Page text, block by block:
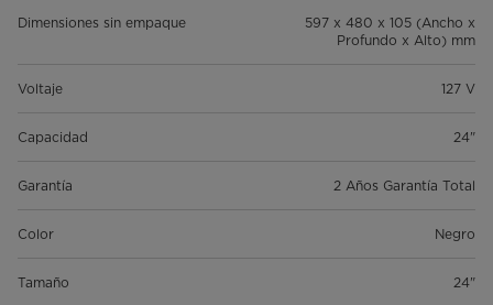
Dimensiones sin empaque
597 x 480 x 105 (Ancho x
Profundo x Alto) mm
Voltaje 127 V
Capacidad 24"
Garantía 2 Años Garantía Total
Color Negro
Tamaño 24"